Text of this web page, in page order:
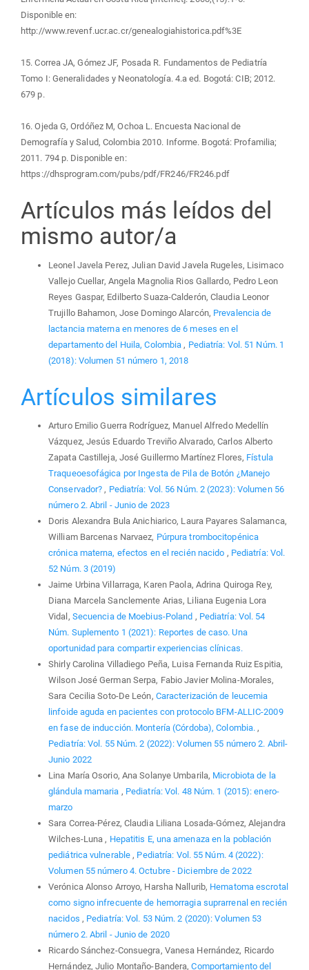
Disponible en:
http://www.revenf.ucr.ac.cr/genealogiahistorica.pdf%3E
15. Correa JA, Gómez JF, Posada R. Fundamentos de Pediatría
Tomo I: Generalidades y Neonatología. 4.a ed. Bogotá: CIB; 2012.
679 p.
16. Ojeda G, Ordóñez M, Ochoa L. Encuesta Nacional de
Demografía y Salud, Colombia 2010. Informe. Bogotá: Profamilia;
2011. 794 p. Disponible en:
https://dhsprogram.com/pubs/pdf/FR246/FR246.pdf
Artículos más leídos del
mismo autor/a
Leonel Javela Perez, Julian David Javela Rugeles, Lisimaco
Vallejo Cuellar, Angela Magnolia Rios Gallardo, Pedro Leon
Reyes Gaspar, Edilberto Suaza-Calderón, Claudia Leonor
Trujillo Bahamon, Jose Domingo Alarcón, Prevalencia de
lactancia materna en menores de 6 meses en el
departamento del Huila, Colombia , Pediatría: Vol. 51 Núm. 1
(2018): Volumen 51 número 1, 2018
Artículos similares
Arturo Emilio Guerra Rodríguez, Manuel Alfredo Medellín
Vázquez, Jesús Eduardo Treviño Alvarado, Carlos Alberto
Zapata Castilleja, José Guillermo Martínez Flores, Fístula
Traqueoesofágica por Ingesta de Pila de Botón ¿Manejo
Conservador?, Pediatría: Vol. 56 Núm. 2 (2023): Volumen 56
número 2. Abril - Junio de 2023
Doris Alexandra Bula Anichiarico, Laura Payares Salamanca,
William Barcenas Narvaez, Púrpura trombocitopénica
crónica materna, efectos en el recién nacido , Pediatría: Vol.
52 Núm. 3 (2019)
Jaime Urbina Villarraga, Karen Paola, Adrina Quiroga Rey,
Diana Marcela Sanclemente Arias, Liliana Eugenia Lora
Vidal, Secuencia de Moebius-Poland , Pediatría: Vol. 54
Núm. Suplemento 1 (2021): Reportes de caso. Una
oportunidad para compartir experiencias clínicas.
Shirly Carolina Villadiego Peña, Luisa Fernanda Ruiz Espitia,
Wilson José German Serpa, Fabio Javier Molina-Morales,
Sara Cecilia Soto-De León, Caracterización de leucemia
linfoide aguda en pacientes con protocolo BFM-ALLIC-2009
en fase de inducción. Montería (Córdoba), Colombia.,
Pediatría: Vol. 55 Núm. 2 (2022): Volumen 55 número 2. Abril-
Junio 2022
Lina María Osorio, Ana Solanye Umbarila, Microbiota de la
glándula mamaria , Pediatría: Vol. 48 Núm. 1 (2015): enero-
marzo
Sara Correa-Pérez, Claudia Liliana Losada-Gómez, Alejandra
Wilches-Luna , Hepatitis E, una amenaza en la población
pediátrica vulnerable, Pediatría: Vol. 55 Núm. 4 (2022):
Volumen 55 número 4. Octubre - Diciembre de 2022
Verónica Alonso Arroyo, Harsha Nallurib, Hematoma escrotal
como signo infrecuente de hemorragia suprarrenal en recién
nacidos , Pediatría: Vol. 53 Núm. 2 (2020): Volumen 53
número 2. Abril - Junio de 2020
Ricardo Sánchez-Consuegra, Vanesa Hernández, Ricardo
Hernández, Julio Montaño-Bandera,Comportamiento del